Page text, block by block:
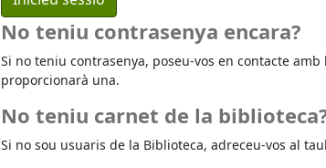
No teniu contrasenya encara?
Si no teniu contrasenya, poseu-vos en contacte amb
proporcionarà una.
No teniu carnet de la
Si no sou usuaris de la Biblioteca, adreceu-vos al